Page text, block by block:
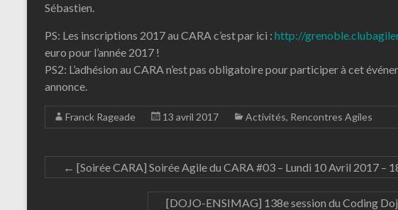
Sébastien.
PS: Les inscriptions 2017 au CARA c’est par ici : http://
euro pour l’année 2017 !
PS2: L’adhésion au CARA n’est pas obligatoire pour participer à cet
annonce.
Franck Rageade 13 avril 2017 Activités, Rencontres Agiles
← [Soirée CARA] Soirée Agile du CARA #03 – Lundi 10 Avril 2017 –
[DOJO-ENSIMAG] 138e session du Coding